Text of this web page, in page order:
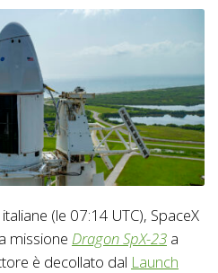
(le 07:14 UTC), SpaceX
missione Dragon SpX-23 a
è decollato dal Launch